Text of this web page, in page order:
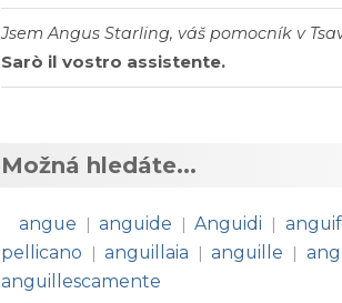
Jsem Angus Starling, váš pomocník v
Sarò il vostro assistente.
Možná hledáte...
angue | anguide | Anguidi |
pellicano
| anguillaia | anguille |
anguillescamente